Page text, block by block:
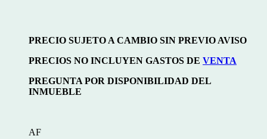
PRECIO SUJETO A CAMBIO SIN PREVIO AVISO
PRECIOS NO INCLUYEN GASTOS DE VENTA
PREGUNTA POR DISPONIBILIDAD DEL
INMUEBLE
AF